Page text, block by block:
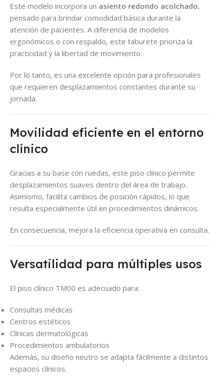
Este modelo incorpora un asiento redondo acolchado,
pensado para brindar comodidad básica durante la
atención de pacientes. A diferencia de modelos
ergonómicos o con respaldo, este taburete prioriza la
practicidad y la libertad de movimiento.
Por lo tanto, es una excelente opción para profesionales
que requieren desplazamientos constantes durante su
jornada.
Movilidad eficiente en el entorno
clínico
Gracias a su base con ruedas, este piso clínico permite
desplazamientos suaves dentro del área de trabajo.
Asimismo, facilita cambios de posición rápidos, lo que
resulta especialmente útil en procedimientos dinámicos.
En consecuencia, mejora la eficiencia operativa en consulta.
Versatilidad para múltiples usos
El piso clínico TM00 es adecuado para:
Consultas médicas
Centros estéticos
Clínicas dermatológicas
Procedimientos ambulatorios
Además, su diseño neutro se adapta fácilmente a distintos
espacios clínicos.